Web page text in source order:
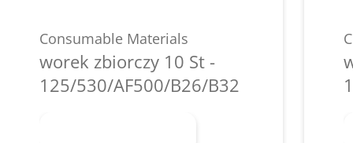
Consumable Materials
worek zbiorczy 10 St -
125/530/AF500/B26/B32